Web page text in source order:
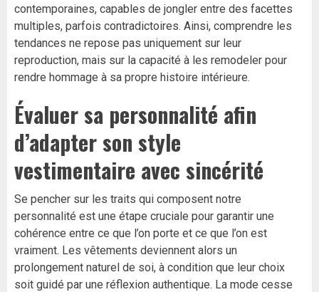
contemporaines, capables de jongler entre des facettes
multiples, parfois contradictoires. Ainsi, comprendre les
tendances ne repose pas uniquement sur leur
reproduction, mais sur la capacité à les remodeler pour
rendre hommage à sa propre histoire intérieure.
Évaluer sa personnalité afin
d’adapter son style
vestimentaire avec sincérité
Se pencher sur les traits qui composent notre
personnalité est une étape cruciale pour garantir une
cohérence entre ce que l’on porte et ce que l’on est
vraiment. Les vêtements deviennent alors un
prolongement naturel de soi, à condition que leur choix
soit guidé par une réflexion authentique. La mode cesse